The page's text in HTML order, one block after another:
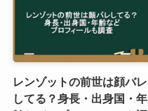
レンゾットの前世は顔バレ
してる？身長・出身国・年